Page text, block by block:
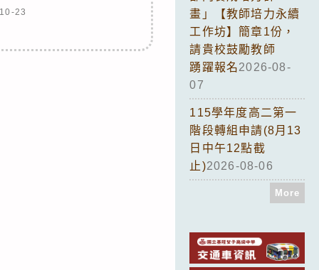
23
畫」【教師培力永續
工作坊】簡章1份，
請貴校鼓勵教師
踴躍報名2026-08-
07
115學年度高二第一
階段轉組申請(8月13
日中午12點截
止)2026-08-06
More